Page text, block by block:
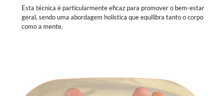
Esta técnica é particularmente eficaz para promover o bem-estar
geral, sendo uma abordagem holística que equilibra tanto o corpo
como a mente.